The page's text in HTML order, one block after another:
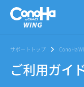
サポートトップ ConoHa
ご利用ガイ